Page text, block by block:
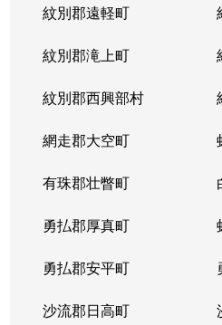
紋別郡遠軽町
紋別郡滝上町
紋別郡西興部村
網走郡大空町
有珠郡壮瞥町
勇払郡厚真町
勇払郡安平町
沙流郡日高町